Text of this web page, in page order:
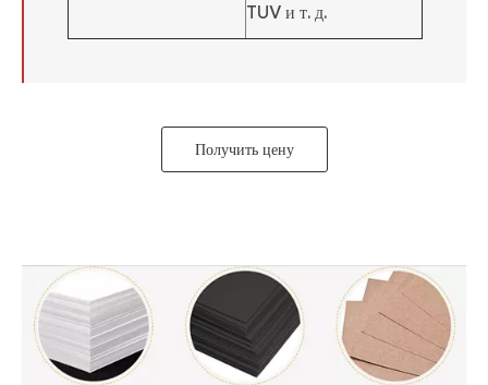
TUV и т. д.
Получить цену